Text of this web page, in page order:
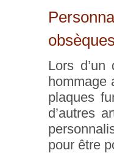
Lors
hommage
plaques
d’autres
pour être